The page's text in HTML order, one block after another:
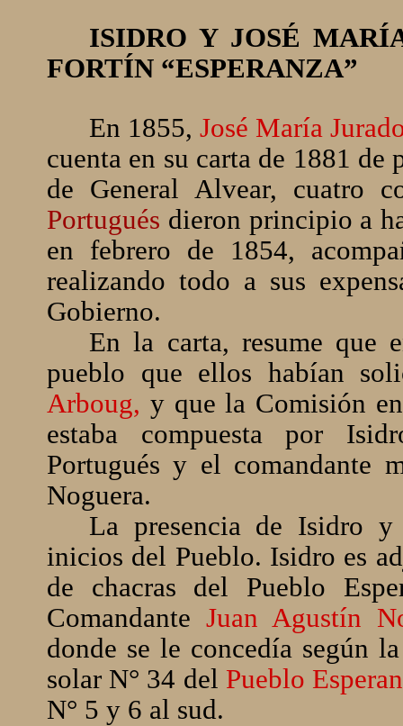
ISIDRO Y JOSÉ
FORTÍN “ESPERANZA”
En 1855,José María
cuenta en su carta de 1881
de General Alvear, cuatro
Portugués dieron principio a
en febrero de 1854,
realizando todo a sus
Gobierno.
En la carta, resume que
pueblo que ellos habían
Arboug, y que la Comisión
estaba compuesta por
Portugués y el comandante
Noguera.
La presencia de Isidro y
inicios del Pueblo. Isidro es
de chacras del Pueblo
ComandanteJuan Agustín
donde se le concedía según
solar N° 34 del Pueblo
N° 5 y 6 al sud.